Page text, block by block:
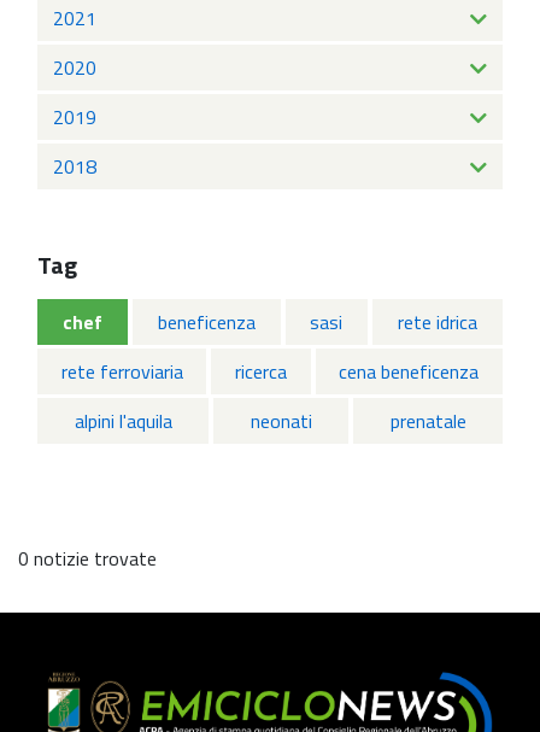
2021
2020
2019
2018
Tag
chef beneficenza sasi
rete idrica
rete ferroviaria
ricerca
cena beneficenza
alpini l'aquila
neonati prenatale
0 notizie trovate